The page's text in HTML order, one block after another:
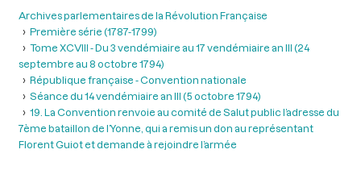
Archives parlementaires de la Révolution Française
Première série (1787-1799)
Tome XCVIII - Du 3 vendémiaire au 17 vendémiaire an III (24
septembre au 8 octobre 1794)
République française - Convention nationale
Séance du 14 vendémiaire an III (5 octobre 1794)
19. La Convention renvoie au comité de Salut public l’adresse du
7ème bataillon de l’Yonne, qui a remis un don au représentant
Florent Guiot et demande à rejoindre l’armée